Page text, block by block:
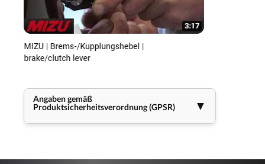
Angaben gemäß
Produktsicherheitsverordnung (GPSR)
▼